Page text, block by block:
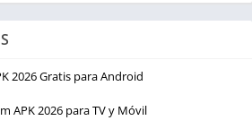
2026 Gratis para Android
APK 2026 para TV y Móvil